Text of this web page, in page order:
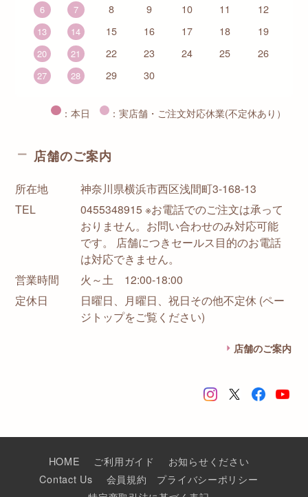
6 7 8 9 10 11 12
13 14 15 16 17 18 19
20 21 22 23 24 25 26
27 28 29 30
：本日 ：実店舗・ご注文対応休業(不定休あり）
店舗のご案内
所在地
神奈川県横浜市西区浅間町3-168-13
TEL
0455348915 ※お電話でのご注文は承って
おりません。お問い合わせのみ対応可能
です。 店舗につきセールス目的のお電話
は対応できません。
営業時間
火～土 12:00-18:00
定休日
日曜日、月曜日、祝日その他不定休 (ペー
ジトップをご覧ください)
店舗のご案内
HOME ご利用ガイド
お知らせください
Contact Us
会員規約
プライバシーポリシー